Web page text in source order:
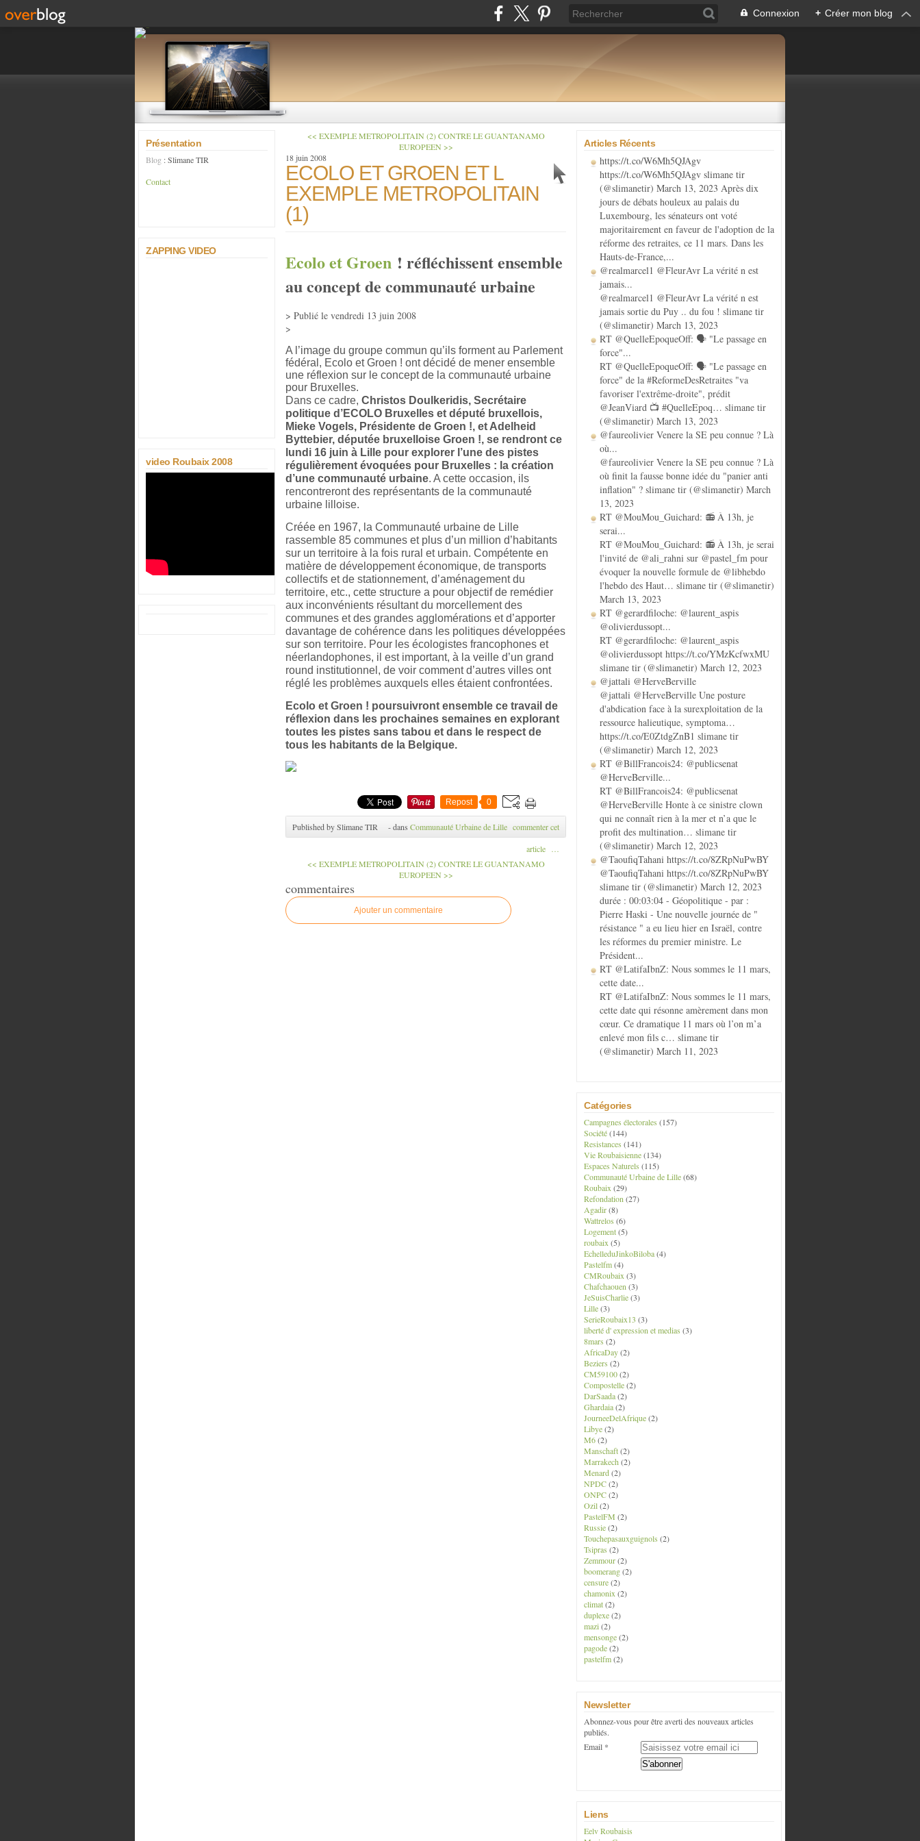
Connexion + Créer mon blog
Présentation
Blog : Slimane TIR
Contact
ZAPPING VIDEO
video Roubaix 2008
<< EXEMPLE METROPOLITAIN (2) CONTRE LE GUANTANAMO
EUROPEEN >>
18 juin 2008
ECOLO ET GROEN ET L
EXEMPLE METROPOLITAIN
(1)
Ecolo et Groen ! réfléchissent ensemble
au concept de communauté urbaine
> Publié le vendredi 13 juin 2008
>
A l’image du groupe commun qu’ils forment au Parlement
fédéral, Ecolo et Groen ! ont décidé de mener ensemble
une réflexion sur le concept de la communauté urbaine
pour Bruxelles.
Dans ce cadre, Christos Doulkeridis, Secrétaire
politique d’ECOLO Bruxelles et député bruxellois,
Mieke Vogels, Présidente de Groen !, et Adelheid
Byttebier, députée bruxelloise Groen !, se rendront ce
lundi 16 juin à Lille pour explorer l’une des pistes
régulièrement évoquées pour Bruxelles : la création
d’une communauté urbaine. A cette occasion, ils
rencontreront des représentants de la communauté
urbaine lilloise.
Créée en 1967, la Communauté urbaine de Lille
rassemble 85 communes et plus d’un million d’habitants
sur un territoire à la fois rural et urbain. Compétente en
matière de développement économique, de transports
collectifs et de stationnement, d’aménagement du
territoire, etc., cette structure a pour objectif de remédier
aux inconvénients résultant du morcellement des
communes et des grandes agglomérations et d’apporter
davantage de cohérence dans les politiques développées
sur son territoire. Pour les écologistes francophones et
néerlandophones, il est important, à la veille d’un grand
round institutionnel, de voir comment d’autres villes ont
réglé les problèmes auxquels elles étaient confrontées.
Ecolo et Groen ! poursuivront ensemble ce travail de
réflexion dans les prochaines semaines en explorant
toutes les pistes sans tabou et dans le respect de
tous les habitants de la Belgique.
Repost 0
Published by Slimane TIR -dans Communauté Urbaine de Lille commenter cet
article
<< EXEMPLE METROPOLITAIN (2) CONTRE LE GUANTANAMO
EUROPEEN >>
commentaires
Ajouter un commentaire
Articles Récents
https://t.co/W6Mh5QJAgv
https://t.co/W6Mh5QJAgv slimane tir
(@slimanetir) March 13, 2023 Après dix
jours de débats houleux au palais du
Luxembourg, les sénateurs ont voté
majoritairement en faveur de l'adoption de la
réforme des retraites, ce 11 mars. Dans les
Hauts-de-France,...
@realmarcel1 @FleurAvr La vérité n est
jamais...
@realmarcel1 @FleurAvr La vérité n est
jamais sortie du Puy .. du fou ! slimane tir
(@slimanetir) March 13, 2023
RT @QuelleEpoqueOff: 🗣️ "Le passage en
force"...
RT @QuelleEpoqueOff: 🗣️ "Le passage en
force" de la #ReformeDesRetraites "va
favoriser l'extrême-droite", prédit
@JeanViard 📺 #QuelleEpoq… slimane tir
(@slimanetir) March 13, 2023
@faureolivier Venere la SE peu connue ? Là
où...
@faureolivier Venere la SE peu connue ? Là
où finit la fausse bonne idée du "panier anti
inflation" ? slimane tir (@slimanetir) March
13, 2023
RT @MouMou_Guichard: 📻 À 13h, je
serai...
RT @MouMou_Guichard: 📻 À 13h, je serai
l'invité de @ali_rahni sur @pastel_fm pour
évoquer la nouvelle formule de @libhebdo
l'hebdo des Haut… slimane tir (@slimanetir)
March 13, 2023
RT @gerardfiloche: @laurent_aspis
@olivierdussopt...
RT @gerardfiloche: @laurent_aspis
@olivierdussopt https://t.co/YMzKcfwxMU
slimane tir (@slimanetir) March 12, 2023
@jattali @HerveBerville
@jattali @HerveBerville Une posture
d'abdication face à la surexploitation de la
ressource halieutique, symptoma…
https://t.co/E0ZtdgZnB1 slimane tir
(@slimanetir) March 12, 2023
RT @BillFrancois24: @publicsenat
@HerveBerville...
RT @BillFrancois24: @publicsenat
@HerveBerville Honte à ce sinistre clown
qui ne connaît rien à la mer et n’a que le
profit des multination… slimane tir
(@slimanetir) March 12, 2023
@TaoufiqTahani https://t.co/8ZRpNuPwBY
@TaoufiqTahani https://t.co/8ZRpNuPwBY
slimane tir (@slimanetir) March 12, 2023
durée : 00:03:04 - Géopolitique - par :
Pierre Haski - Une nouvelle journée de "
résistance " a eu lieu hier en Israël, contre
les réformes du premier ministre. Le
Président...
RT @LatifaIbnZ: Nous sommes le 11 mars,
cette date...
RT @LatifaIbnZ: Nous sommes le 11 mars,
cette date qui résonne amèrement dans mon
cœur. Ce dramatique 11 mars où l’on m’a
enlevé mon fils c… slimane tir
(@slimanetir) March 11, 2023
Catégories
Campagnes électorales (157)
Société(144)
Resistances (141)
Vie Roubaisienne(134)
Espaces Naturels (115)
Communauté Urbaine de Lille(68)
Roubaix (29)
Refondation (27)
Agadir(8)
Wattrelos (6)
Logement(5)
roubaix (5)
EchelleduJinkoBiloba(4)
Pastelfm(4)
CMRoubaix (3)
Chafchaouen (3)
JeSuisCharlie(3)
Lille(3)
SerieRoubaix13 (3)
liberté d' expression et medias (3)
8mars (2)
AfricaDay(2)
Beziers (2)
CM59100(2)
Compostelle(2)
DarSaada(2)
Ghardaia(2)
JourneeDelAfrique(2)
Libye(2)
M6(2)
Manschaft(2)
Marrakech (2)
Menard(2)
NPDC(2)
ONPC(2)
Ozil(2)
PastelFM (2)
Russie(2)
Touchepasauxguignols (2)
Tsipras (2)
Zemmour(2)
boomerang(2)
censure(2)
chamonix (2)
climat(2)
duplexe(2)
mazi(2)
mensonge(2)
pagode(2)
pastelfm(2)
Newsletter
Abonnez-vous pour être averti des nouveaux articles
publiés.
Email
Liens
Eelv Roubaisis